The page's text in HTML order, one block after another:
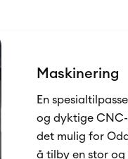
Maskinering
En
og dyktige
det mulig for
å tilby en stor og